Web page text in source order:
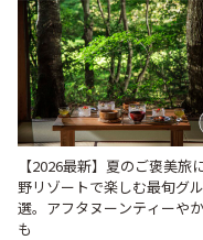
【2026最新】夏のご褒美旅
野リゾートで楽しむ最旬グ
選。アフタヌーンティーや
も